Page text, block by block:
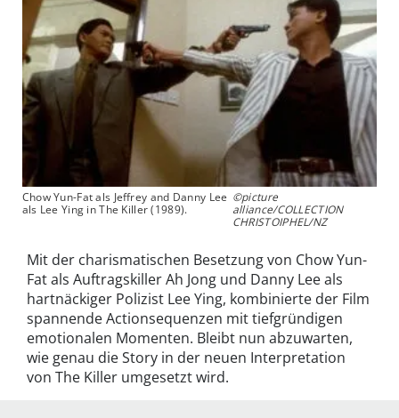
Chow Yun-Fat als Jeffrey and Danny Lee
als Lee Ying in The Killer (1989).
©picture
alliance/COLLECTION
CHRISTOIPHEL/NZ
Mit der charismatischen Besetzung von Chow Yun-
Fat als Auftragskiller Ah Jong und Danny Lee als
hartnäckiger Polizist Lee Ying, kombinierte der Film
spannende Actionsequenzen mit tiefgründigen
emotionalen Momenten. Bleibt nun abzuwarten,
wie genau die Story in der neuen Interpretation
von The Killer umgesetzt wird.